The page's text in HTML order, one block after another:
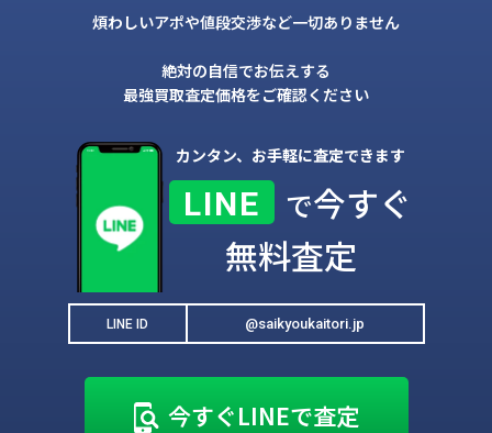
煩わしいアポや値段交渉など一切ありません
絶対の自信でお伝えする
最強買取査定価格をご確認ください
カンタン、お手軽に査定できます
LINE で今すぐ
無料査定
LINE ID @saikyoukaitori.jp
今すぐLINEで査定